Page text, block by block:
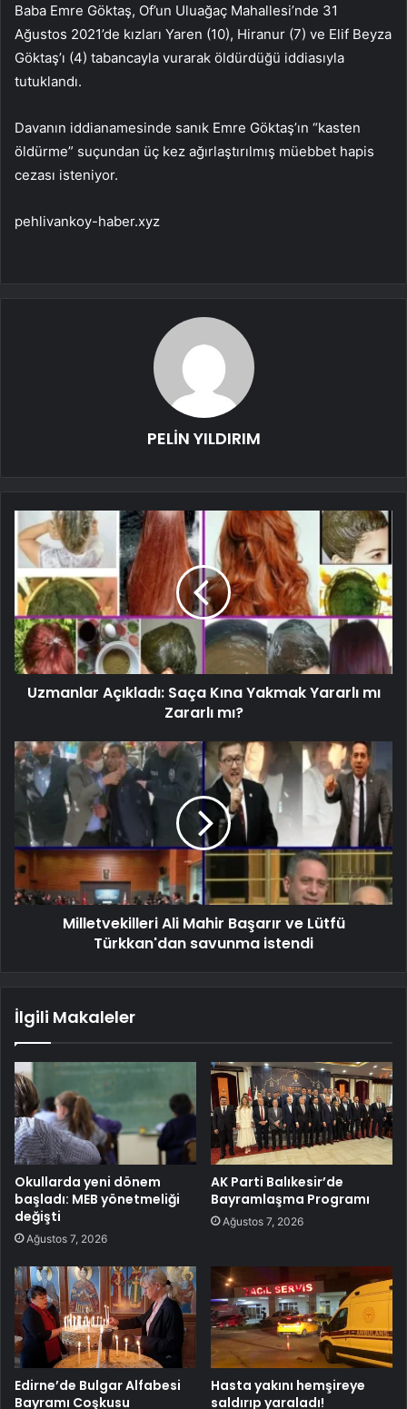
Baba Emre Göktaş, Of’un Uluağaç Mahallesi’nde 31
Ağustos 2021’de kızları Yaren (10), Hiranur (7) ve Elif Beyza
Göktaş’ı (4) tabancayla vurarak öldürdüğü iddiasıyla
tutuklandı.
Davanın iddianamesinde sanık Emre Göktaş’ın “kasten
öldürme” suçundan üç kez ağırlaştırılmış müebbet hapis
cezası isteniyor.
pehlivankoy-haber.xyz
PELİN YILDIRIM
Uzmanlar Açıkladı: Saça Kına Yakmak Yararlı mı
Zararlı mı?
Milletvekilleri Ali Mahir Başarır ve Lütfü
Türkkan'dan savunma istendi
İlgili Makaleler
Okullarda yeni dönem
başladı: MEB yönetmeliği
değişti
Ağustos 7, 2026
AK Parti Balıkesir’de
Bayramlaşma Programı
Ağustos 7, 2026
Edirne’de Bulgar Alfabesi
Bayramı Coşkusu
Hasta yakını hemşireye
saldırıp yaraladı!